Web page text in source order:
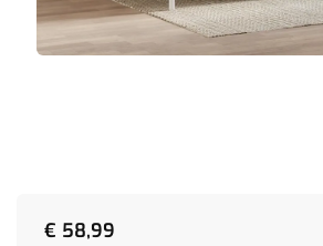
€ 58,99